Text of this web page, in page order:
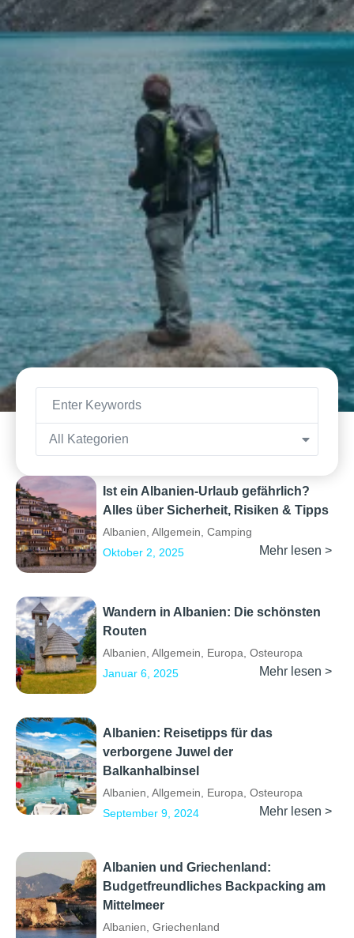
All Kategorien
Ist ein Albanien-Urlaub gefährlich?
Alles über Sicherheit, Risiken & Tipps
Albanien, Allgemein, Camping
Oktober 2, 2025
Mehr lesen >
Wandern in Albanien: Die schönsten
Routen
Albanien, Allgemein, Europa, Osteuropa
Januar 6, 2025
Mehr lesen >
Albanien: Reisetipps für das
verborgene Juwel der
Balkanhalbinsel
Albanien, Allgemein, Europa, Osteuropa
September 9, 2024
Mehr lesen >
Albanien und Griechenland:
Budgetfreundliches Backpacking am
Mittelmeer
Albanien, Griechenland